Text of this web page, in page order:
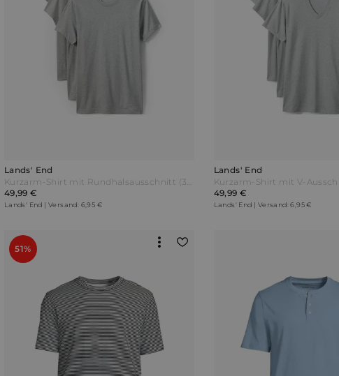
Lands' End
49,99 €
Lands' End | Versand: 6,95 €
Lands' End
49,99 €
Lands' End | Versand: 6,95 €
51%